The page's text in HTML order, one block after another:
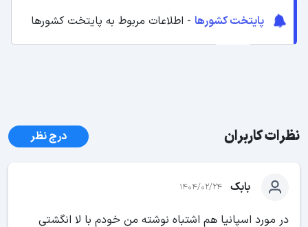
پایتخت کشورها - اطلاعات مربوط به پایتخت کشورها
نظرات کاربران درج نظر
بابک 1404/02/24
در مورد اسپانیا هم اشتباه نوشته من خودم با لا انگشتی